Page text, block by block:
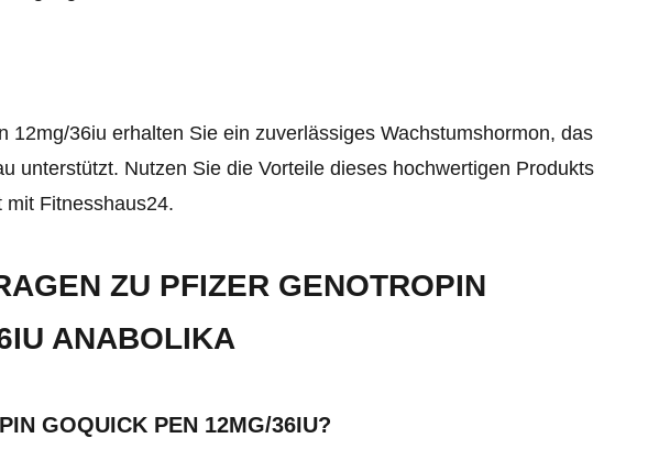
12mg/36iu erhalten Sie ein zuverlässiges Wachstumshormon, das
unterstützt. Nutzen Sie die Vorteile dieses hochwertigen Produkts
Fitnesshaus24.
ZU PFIZER GENOTROPIN
ANABOLIKA
GOQUICK PEN 12MG/36IU?